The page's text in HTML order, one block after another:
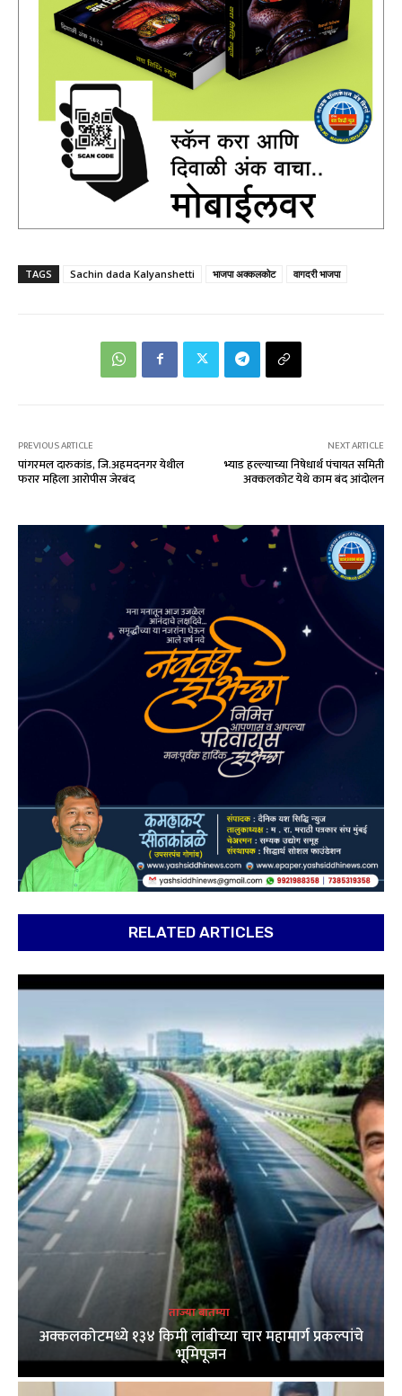
TAGS Sachin dada Kalyanshetti भाजपा अक्कलकोट वागदरी भाजपा
PREVIOUS ARTICLE
पांगरमल दारुकांड, जि.अहमदनगर येथील
फरार महिला आरोपीस जेरबंद
NEXT ARTICLE
भ्याड हल्ल्याच्या निषेधार्थ पंचायत समिती
अक्कलकोट येथे काम बंद आंदोलन
RELATED ARTICLES
ताज्या बातम्या
अक्कलकोटमध्ये १३४ किमी लांबीच्या चार महामार्ग प्रकल्पांचे
भूमिपूजन